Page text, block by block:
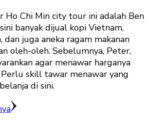
Ho Chi Min city tour ini adalah Ben
banyak dijual kopi Vietnam,
dan juga aneka ragam makanan
oleh-oleh. Sebelumnya, Peter,
agar menawar harganya
skill tawar menawar yang
di sini.